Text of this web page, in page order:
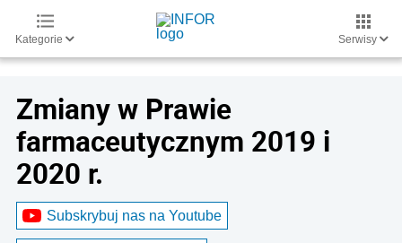
Kategorie Serwisy
Zmiany w Prawie
farmaceutycznym 2019 i
2020 r.
Subskrybuj nas na Youtube